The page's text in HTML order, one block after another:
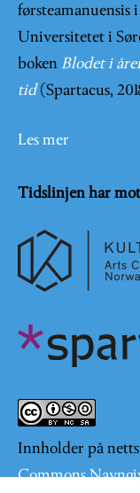
Universitetet i
boken Blodet i
tid (Spartacus,
Les mer
Tidslinjen har
Innholder på
Commons